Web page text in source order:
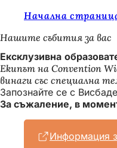
Преминаване към
и
е
с
т
е
Начална
Нашите събития за вас
Ексклузивна
Екипът на Convention
винаги със специална
Запознайте се с
За съжаление, в
Информация